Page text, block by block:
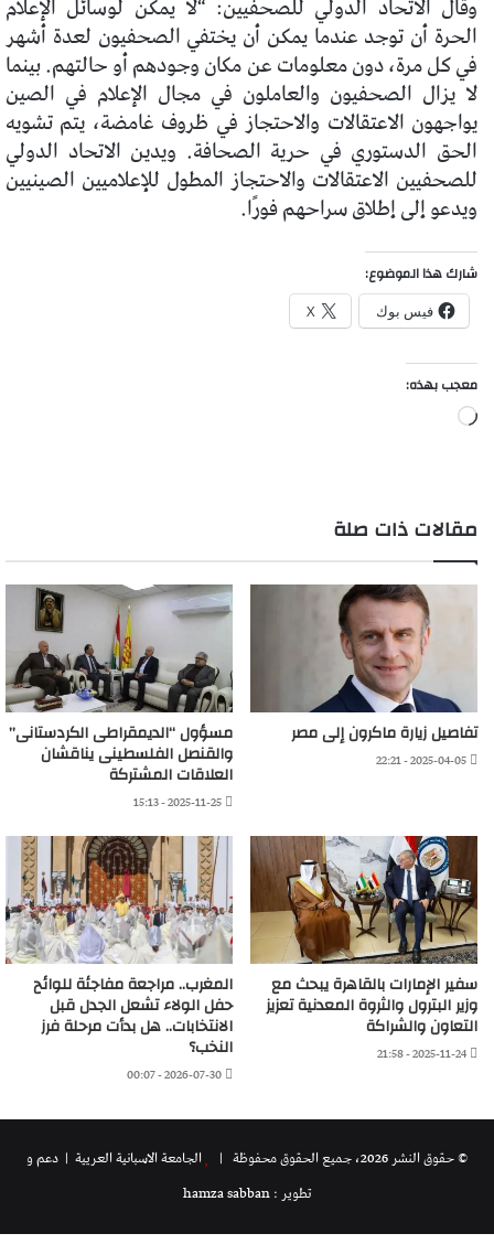
وقال الاتحاد الدولي للصحفيين: “لا يمكن لوسائل الإعلام
الحرة أن توجد عندما يمكن أن يختفي الصحفيون لعدة أشهر
في كل مرة، دون معلومات عن مكان وجودهم أو حالتهم. بينما
لا يزال الصحفيون والعاملون في مجال الإعلام في الصين
يواجهون الاعتقالات والاحتجاز في ظروف غامضة، يتم تشويه
الحق الدستوري في حرية الصحافة. ويدين الاتحاد الدولي
للصحفيين الاعتقالات والاحتجاز المطول للإعلاميين الصينيين
ويدعو إلى إطلاق سراحهم فورًا.
شارك هذا الموضوع:
فيس بوك X
معجب بهذه:
جاري
مقالات ذات صلة
تفاصيل زيارة ماكرون إلى مصر
2025-04-05 - 22:21
مسؤول “الديمقراطى الكردستانى”
والقنصل الفلسطينى يناقشان
العلاقات المشتركة
2025-11-25 - 15:13
سفير الإمارات بالقاهرة يبحث مع
وزير البترول والثروة المعدنية تعزيز
التعاون والشراكة
2025-11-24 - 21:58
المغرب.. مراجعة مفاجئة للوائح
حفل الولاء تشعل الجدل قبل
الانتخابات.. هل بدأت مرحلة فرز
النخب؟
2026-07-30 - 00:07
© حقوق النشر 2026، جميع الحقوق محفوظة | الجامعة الاسبانية العريية | دعم و
تطوير : hamza sabban